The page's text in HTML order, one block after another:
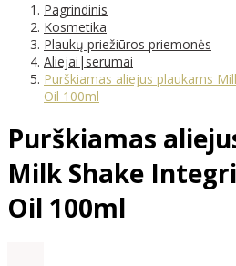
Pagrindinis
Kosmetika
Plaukų priežiūros priemonės
Aliejai|serumai
Purškiamas aliejus plaukams
Oil 100ml
Purškiamas
Milk Shake
Oil 100ml